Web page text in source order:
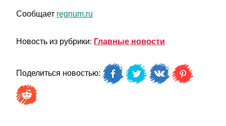
Сообщает regnum.ru
Новость из рубрики: Главные новости
Поделиться новостью: